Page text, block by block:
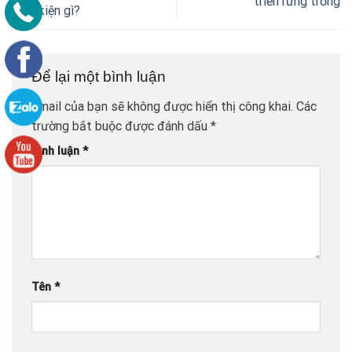
điều kiện gì?
Để lại một bình luận
Email của bạn sẽ không được hiển thị công khai. Các
trường bắt buộc được đánh dấu *
Bình luận *
Tên *